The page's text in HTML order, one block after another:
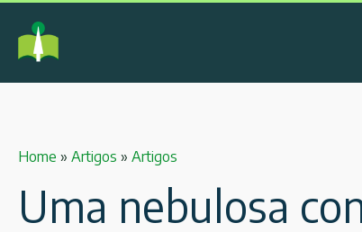
Home » Artigos » Artigos
Uma nebulosa